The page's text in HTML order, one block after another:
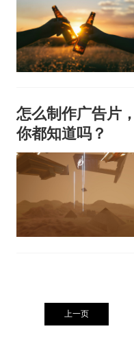
怎么制作广告片
你都知道吗？
上一页